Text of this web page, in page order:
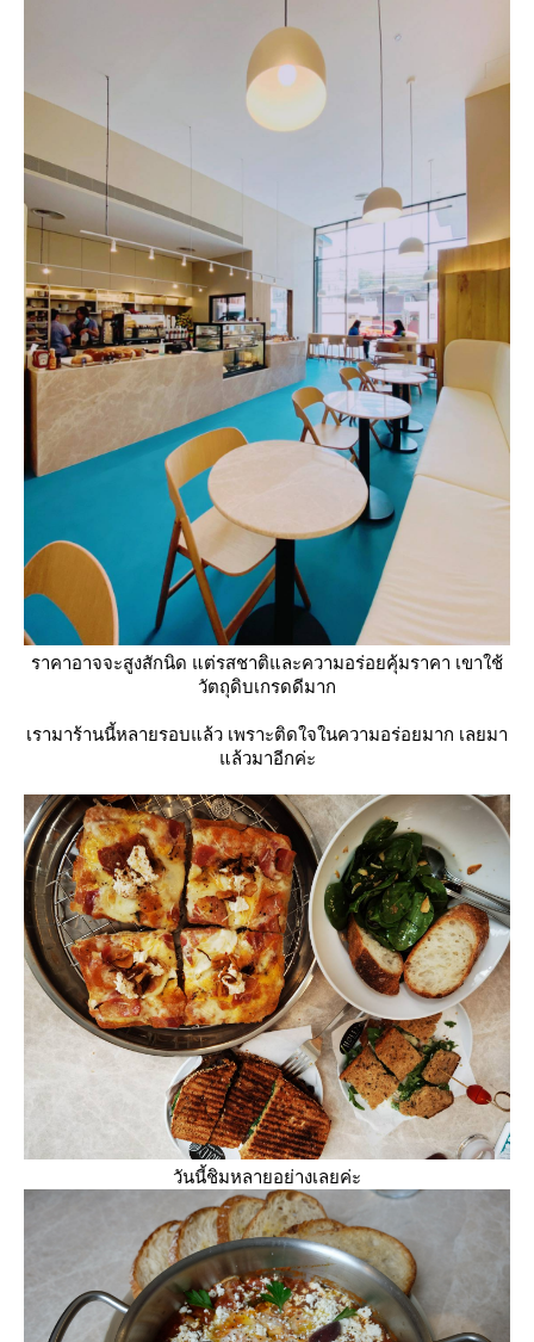
ราคาอาจจะสูงสักนิด แต่รสชาติและความอร่อยคุ้มราคา เขาใช้
วัตถุดิบเกรดดีมาก
เรามาร้านนี้หลายรอบแล้ว เพราะติดใจในความอร่อยมาก เลยมา
ล้วมาอีกค่ะ
วันนี้ชิมหลายอย่างเลยค่ะ